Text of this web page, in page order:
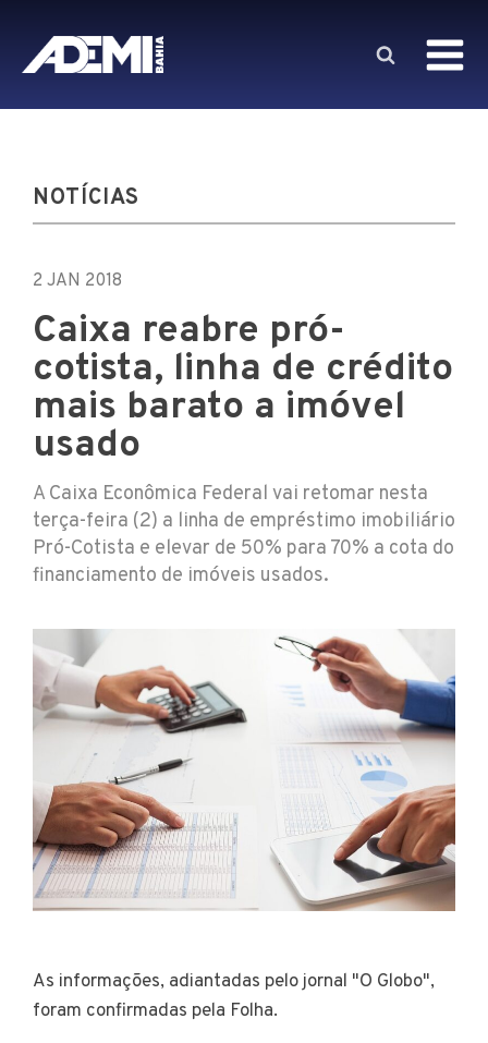
NOTÍCIAS
2 JAN 2018
Caixa reabre pró-
cotista, linha de crédito
mais barato a imóvel
usado
A Caixa Econômica Federal vai retomar nesta
terça-feira (2) a linha de empréstimo imobiliário
Pró-Cotista e elevar de 50% para 70% a cota do
financiamento de imóveis usados.
As informações, adiantadas pelo jornal "O Globo",
foram confirmadas pela Folha.